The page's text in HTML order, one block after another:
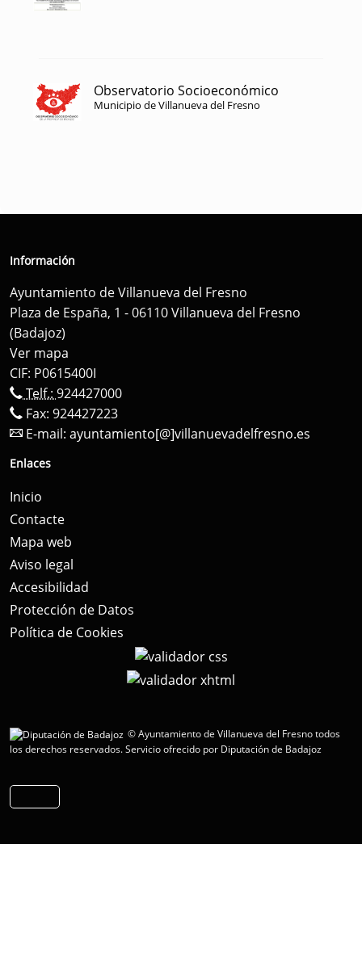
Observatorio Socioeconómico
Municipio de Villanueva del Fresno
Información
Ayuntamiento de Villanueva del Fresno
Plaza de España, 1 - 06110 Villanueva del Fresno
(Badajoz)
Ver mapa
CIF: P0615400I
Telf.: 924427000
Fax: 924427223
E-mail: ayuntamiento[@]villanuevadelfresno.es
Enlaces
Inicio
Contacte
Mapa web
Aviso legal
Accesibilidad
Protección de Datos
Política de Cookies
© Ayuntamiento de Villanueva del Fresno todos
los derechos reservados.Servicio ofrecido por Diputación de Badajoz